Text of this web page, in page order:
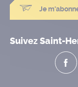
Je
Suivez Saint-